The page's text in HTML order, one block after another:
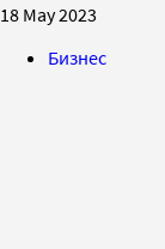
18 May 2023
Бизнес